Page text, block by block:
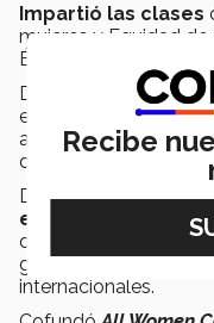
Impartió las clases
mujeres y Equidad de
Ética en los negocios
Desarrolló cursos de
en programas de
así como cursos
de gestión, ética
Diseñó más de300
experiencias
para
de las mujeres en
gobiernos y
internacionales.
Recibe